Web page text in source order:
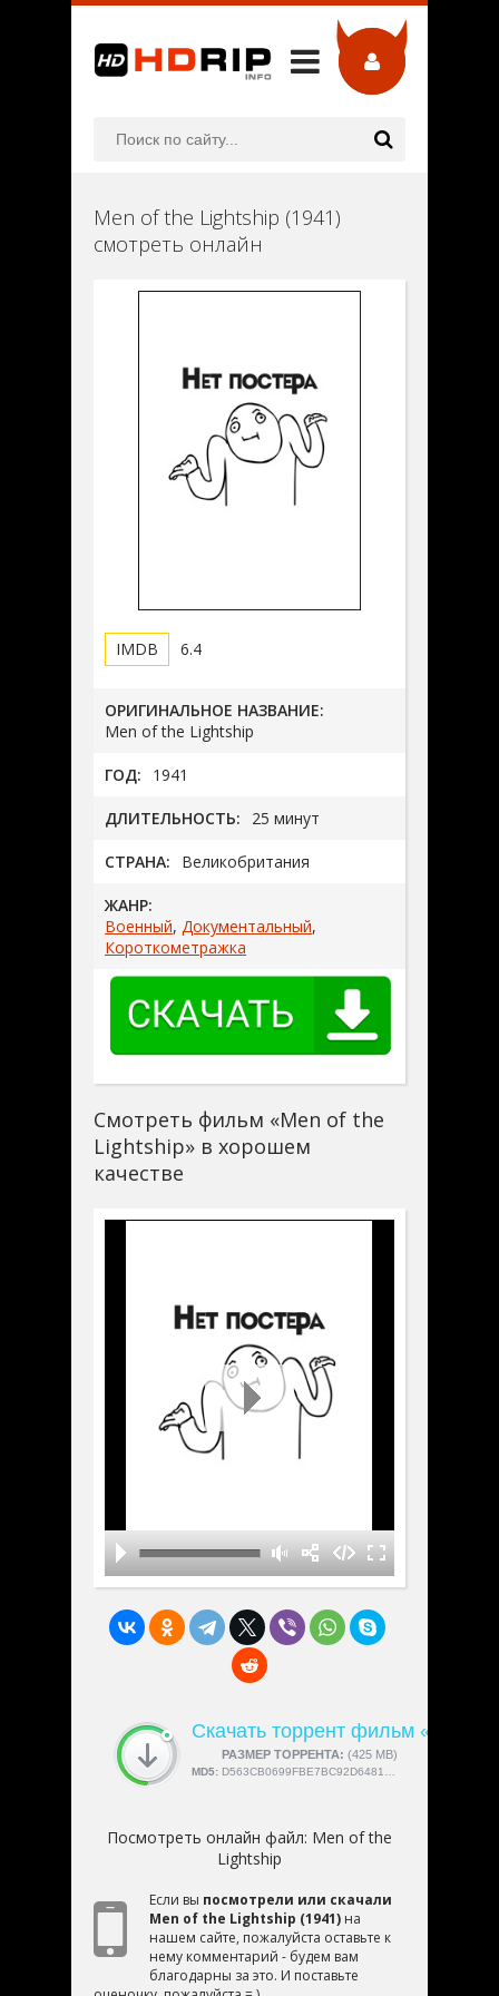
Men of the Lightship (1941)
смотреть онлайн
6.4
ОРИГИНАЛЬНОЕ НАЗВАНИЕ:
Men of the Lightship
ГОД: 1941
ДЛИТЕЛЬНОСТЬ: 25 минут
СТРАНА: Великобритания
ЖАНР:
Военный, Документальный,
Короткометражка
Смотреть фильм «Men of the
Lightship» в хорошем
качестве
Скачать торрент фильм «Men
РАЗМЕР ТОРРЕНТА: (425 MB)
СКАЧАЛИ:4189
MD5: D563CB0699FBE7BC92D64815915918CD
Посмотреть онлайн файл: Men of the
Lightship
Если вы посмотрели или скачали
Men of the Lightship (1941) на
нашем сайте, пожалуйста оставьте к
нему комментарий - будем вам
благодарны за это. И поставьте